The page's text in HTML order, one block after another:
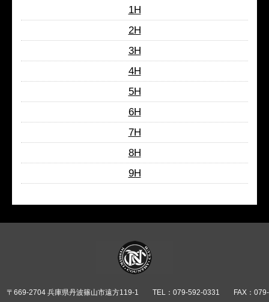
1H
2H
3H
4H
5H
6H
7H
8H
9H
〒669-2704 兵庫県丹波篠山市遠方119-1 TEL：079-592-0331
FAX：079-